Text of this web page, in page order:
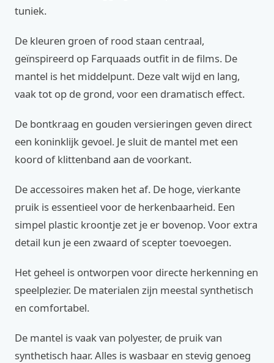
tuniek.
De kleuren groen of rood staan centraal,
geïnspireerd op Farquaads outfit in de films. De
mantel is het middelpunt. Deze valt wijd en lang,
vaak tot op de grond, voor een dramatisch effect.
De bontkraag en gouden versieringen geven direct
een koninklijk gevoel. Je sluit de mantel met een
koord of klittenband aan de voorkant.
De accessoires maken het af. De hoge, vierkante
pruik is essentieel voor de herkenbaarheid. Een
simpel plastic kroontje zet je er bovenop. Voor extra
detail kun je een zwaard of scepter toevoegen.
Het geheel is ontworpen voor directe herkenning en
speelplezier. De materialen zijn meestal synthetisch
en comfortabel.
De mantel is vaak van polyester, de pruik van
synthetisch haar. Alles is wasbaar en stevig genoeg